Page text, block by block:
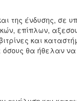
της ένδυσης, σε
επίπλων,
και
θα ήθελαν να